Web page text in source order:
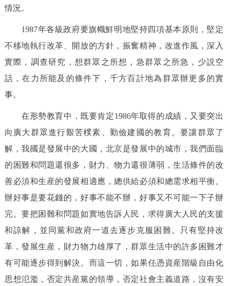
仲介服務 陽光政務
政民互動
參與調查 線上訪談 圖説互動
北京概況 十六區概覽 人文北京
綠色北京 圖説北京 視頻北京
ENGLISH 한국어 日本語
情況。
1987年各級政府要旗幟鮮明地堅持四項基本原則，堅定
不移地執行改革、開放的方針，振奮精神，改進作風，深入
實際，調查研究，想群眾之所想，急群眾之所急，少説空
話，在力所能及的條件下，千方百計地為群眾辦更多的實
事。
在形勢教育中，既要肯定1986年取得的成績，又要突出
向廣大群眾進行艱苦樸素、勤儉建國的教育。要讓群眾了
解，我國是發展中的大國，北京是發展中的城市，我們面臨
的困難和問題還很多，財力、物力還很薄弱，生活條件的改
善必須和生産的發展相適應，總供給必須和總需求相平衡。
辦好事是要花錢的，好事不能不辦，好事又不可能一下子辦
完。要把困難和問題如實地告訴人民，求得廣大人民的支援
和諒解，並同黨和政府一道去逐步克服困難。只有堅持改
革，發展生産，財力物力雄厚了，群眾生活中的許多困難才
有可能逐步得到解決。而這一切，如果任憑資産階級自由化
思想氾濫，否定共産黨的領導，否定社會主義道路，沒有安